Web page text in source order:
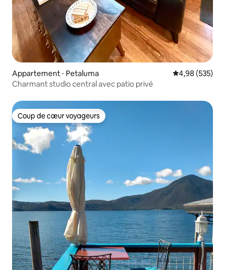
Appartement ⋅ Petaluma Évaluation
4,98 (535)
Charmant studio central avec patio privé
Coup de cœur voyageurs
Coup de cœur voyageurs